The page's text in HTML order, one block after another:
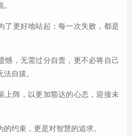
了更好地站起；每一次失败，都是
憾，无需过分自责，更不必将自己
自拔。
上阵，以更加豁达的心态，迎接未
约束，更是对智慧的追求。